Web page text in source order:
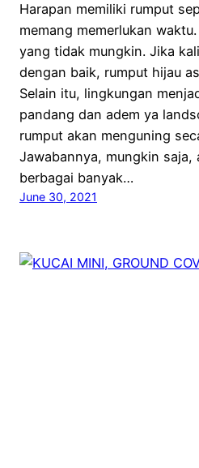
Harapan memiliki rumput
memang memerlukan
yang tidak mungkin. Jika
dengan baik, rumput hijau
Selain itu, lingkungan
pandang dan adem ya
rumput akan menguning
Jawabannya, mungkin saja,
berbagai banyak…
June 30, 2021